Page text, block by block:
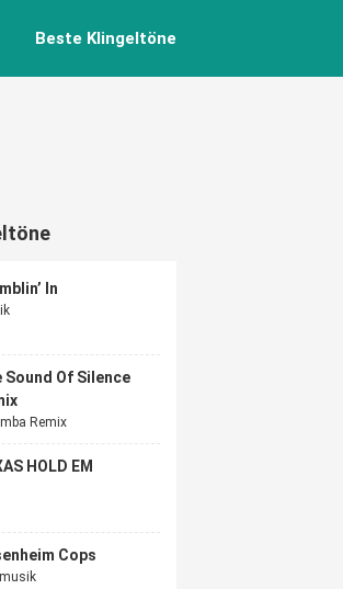
Beste Klingeltöne
In
Sound Of Silence
Remix
HOLD EM
Cops